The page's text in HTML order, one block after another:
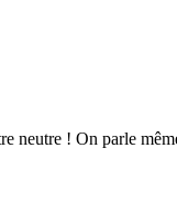
neutre ! On parle